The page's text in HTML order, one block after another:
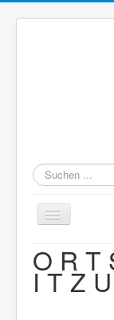
Suchen
...
Toggle
Navigation
Home
Berichte des
O R T
I T Z